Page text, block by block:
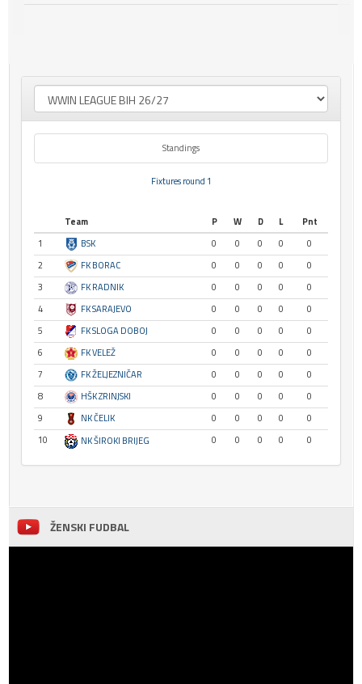
Standings
Fixtures round 1
Team P W D L
Pnt
1
BSK 0 0 0 0
0
2
FK BORAC 0 0 0 0
0
3
FK RADNIK 0 0 0 0
0
4
FK SARAJEVO 0 0 0 0
0
5
FK SLOGA DOBOJ 0 0 0 0
0
6
FK VELEŽ 0 0 0 0
0
7
FK ŽELJEZNIČAR 0 0 0 0
0
8
HŠK ZRINJSKI 0 0 0 0
0
9
NK ČELIK 0 0 0 0
0
10
NK ŠIROKI BRIJEG 0 0 0 0 0
ŽENSKI FUDBAL